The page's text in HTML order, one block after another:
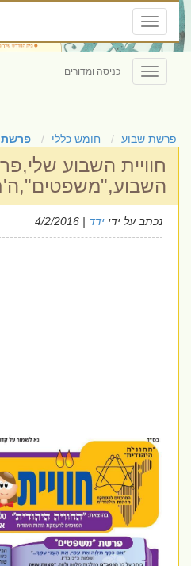
Toggle
navigation
Toggle
navigation
כניסה ומדורים
פרשת שבוע חומש כללי פרשת
חוויית השבוע
נכתב על ידיידד| 4/2/2016